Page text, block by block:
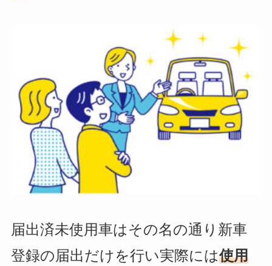
届出済未使用車はその名の通り新車
登録の届出だけを行い実際には使用